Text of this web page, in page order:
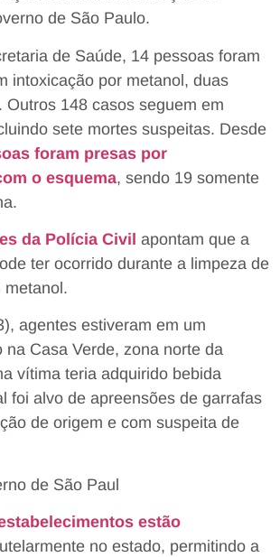
de São Paulo.
de Saúde, 14 pessoas foram
intoxicação por metanol, duas
Outros 148 casos seguem em
sete mortes suspeitas. Desde
foram presas por
o esquema, sendo 19 somente
da Polícia Civil apontam que a
ter ocorrido durante a limpeza de
metanol.
agentes estiveram em um
na Casa Verde, zona norte da
vítima teria adquirido bebida
foi alvo de apreensões de garrafas
de origem e com suspeita de
de São Paul
estão
no estado, permitindo a